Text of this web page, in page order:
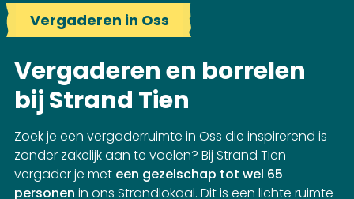
Vergaderen in Oss
Vergaderen en borrelen
bij Strand Tien
Zoek je een vergaderruimte in Oss die inspirerend is
zonder zakelijk aan te voelen? Bij Strand Tien
vergader je met een gezelschap tot wel 65
personen in ons Strandlokaal. Dit is een lichte ruimte